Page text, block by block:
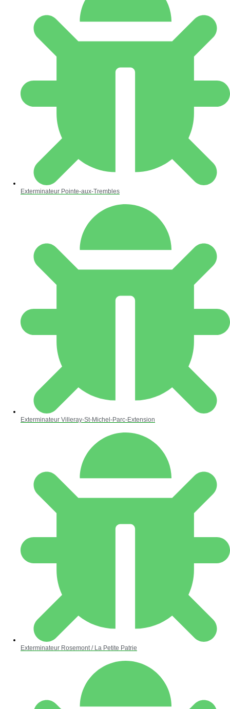
Exterminateur Pointe-aux-Trembles
Exterminateur Villeray-St-Michel-Parc-Extension
Exterminateur Rosemont / La Petite Patrie